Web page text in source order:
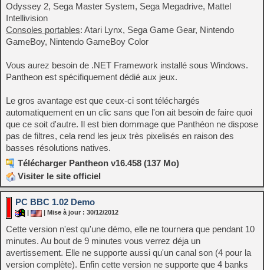
Odyssey 2, Sega Master System, Sega Megadrive, Mattel
Intellivision
Consoles portables: Atari Lynx, Sega Game Gear, Nintendo
GameBoy, Nintendo GameBoy Color
Vous aurez besoin de .NET Framework installé sous Windows.
Pantheon est spécifiquement dédié aux jeux.
Le gros avantage est que ceux-ci sont téléchargés
automatiquement en un clic sans que l'on ait besoin de faire quoi
que ce soit d'autre. Il est bien dommage que Panthéon ne dispose
pas de filtres, cela rend les jeux très pixelisés en raison des
basses résolutions natives.
Télécharger Pantheon v16.458 (137 Mo)
Visiter le site officiel
PC BBC 1.02 Demo
| Mise à jour : 30/12/2012
Cette version n'est qu'une démo, elle ne tournera que pendant 10
minutes. Au bout de 9 minutes vous verrez déja un
avertissement. Elle ne supporte aussi qu'un canal son (4 pour la
version complète). Enfin cette version ne supporte que 4 banks